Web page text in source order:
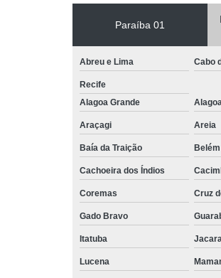
Paraíba 01
Abreu e Lima Cabo
Recife
Alagoa Grande
Araçagi Areia
Baía da Traição Belém
Cachoeira dos Índios
Coremas Cruz
Gado Bravo
Itatuba
Lucena